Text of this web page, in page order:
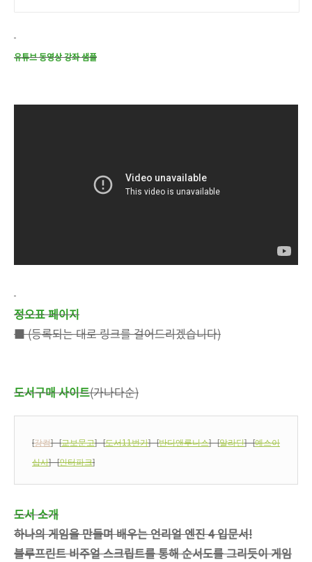
유튜브 동영상 강좌 샘플
정오표 페이지
■ (등록되는 대로 링크를 걸어드리겠습니다)
도서구매 사이트(가나다순)
[강컴] [교보문고] [도서11번가] [반디앤루니스] [알라딘] [예스이
십사] [인터파크]
도서 소개
하나의 게임을 만들며 배우는 언리얼 엔진 4 입문서!
블루프린트 비주얼 스크립트를 통해 순서도를 그리듯이 게임